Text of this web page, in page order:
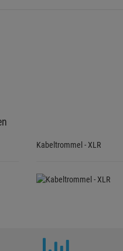
Kabeltrommel - XLR